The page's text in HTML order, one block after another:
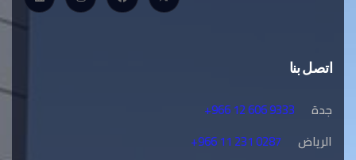
اتصل بنا
جدة
+966 12 606 9333
الرياض
+966 11 231 0287